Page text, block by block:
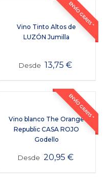
ENVÍO GRATIS *
Vino Tinto Altos de
LUZÓN Jumilla
Desde 13,75€
ENVÍO GRATIS *
Vino blanco The Orange
Republic CASA ROJO
Godello
Desde 20,95 €